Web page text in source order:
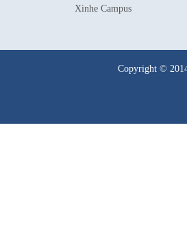
Xinhe Campus
Copyright ©